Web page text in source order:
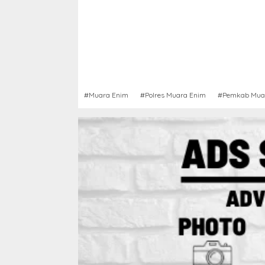
#Muara Enim #Polres Muara Enim #Pemkab